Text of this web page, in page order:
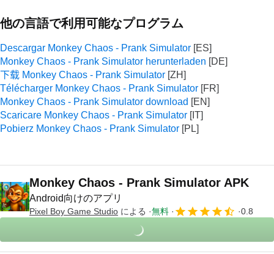
他の言語で利用可能なプログラム
Descargar Monkey Chaos - Prank Simulator
Monkey Chaos - Prank Simulator herunterladen
下载 Monkey Chaos - Prank Simulator
Télécharger Monkey Chaos - Prank Simulator
Monkey Chaos - Prank Simulator download
Scaricare Monkey Chaos - Prank Simulator
Pobierz Monkey Chaos - Prank Simulator
Monkey Chaos - Prank Simulator APK
Android向けのアプリ
Pixel Boy Game Studio による 無料 0.8